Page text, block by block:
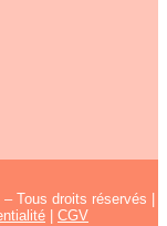
Tous droits réservés |
CGV